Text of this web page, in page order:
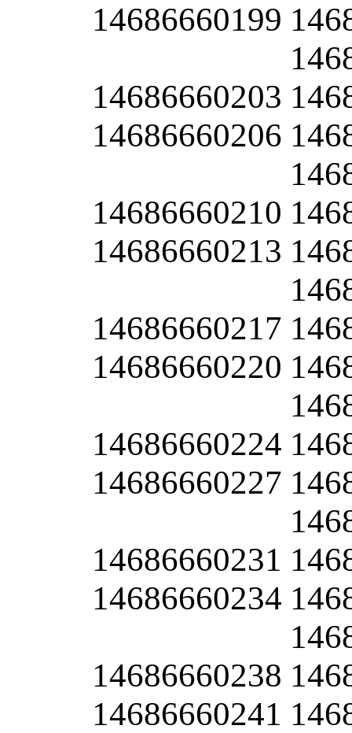
14686660199
14686660203
14686660206
14686660210
14686660213
14686660217
14686660220
14686660224
14686660227
14686660231
14686660234
14686660238
14686660241